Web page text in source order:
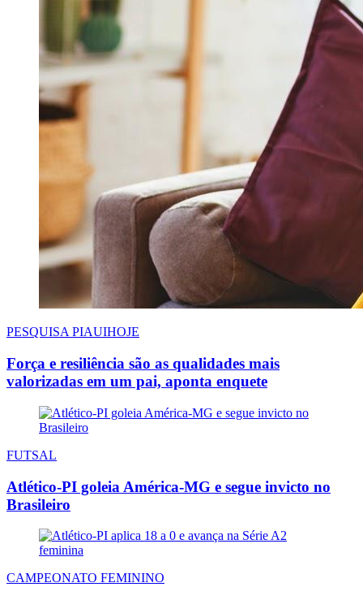
PESQUISA PIAUIHOJE
Força e resiliência são as qualidades mais
valorizadas em um pai, aponta enquete
FUTSAL
Atlético-PI goleia América-MG e segue invicto no
Brasileiro
CAMPEONATO FEMININO